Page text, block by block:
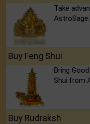
Take
Buy Feng Shui
Bring
Shui.from
Buy Rudraksh